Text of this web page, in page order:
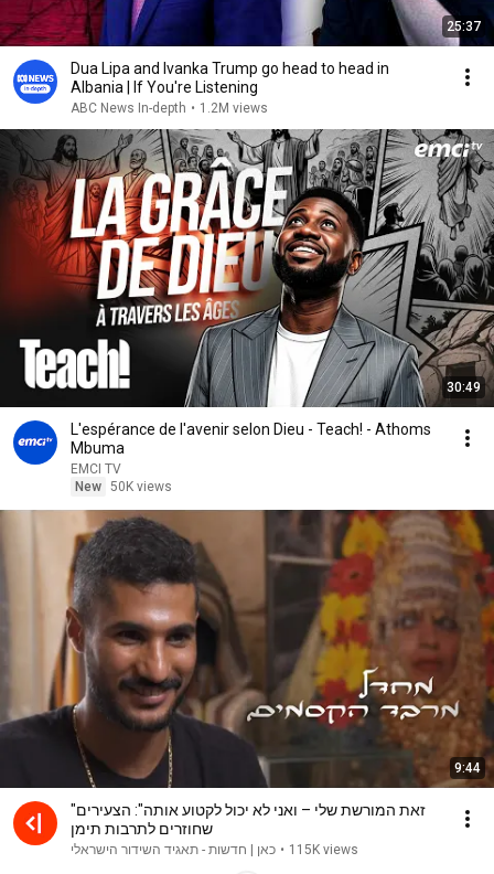
25:37
Dua Lipa and Ivanka Trump go head to head in
Albania | If You're Listening
ABC News In-depth • 1.2M views
30:49
L'espérance de l'avenir selon Dieu - Teach! - Athoms
Mbuma
EMCI TV
New 50K views
9:44
"זאת המורשת שלי – ואני לא יכול לקטוע אותה": הצעירים
שחוזרים לתרבות תימן
כאן | חדשות - תאגיד השידור הישראלי • 115K views